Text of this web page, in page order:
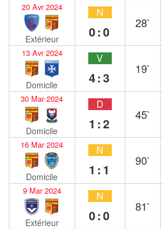
20 Avr 2024
Extérieur
N
0:0
28`
13 Avr 2024
Domicile
V
4:3
19`
30 Mar 2024
Domicile
D
1:2
45`
16 Mar 2024
Domicile
N
1:1
90`
9 Mar 2024
Extérieur
N
0:0
81`